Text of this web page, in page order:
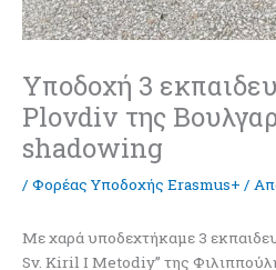
Υποδοχή 3
Plovdiv της
shadowing
/ Φορέας Υποδοχής Erasmus+ /
Με χαρά υποδεχτήκαμε 3
Sv. Kiril I Metodiy” της